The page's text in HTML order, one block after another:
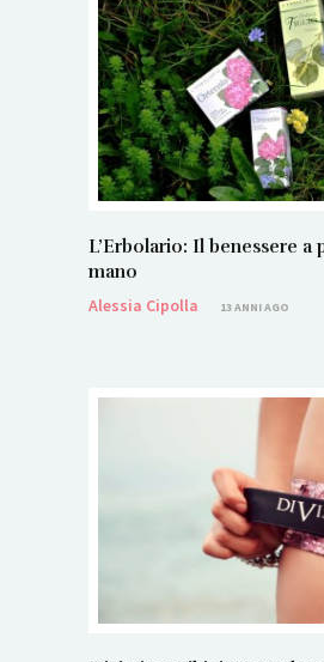
L’Erbolario: Il benessere a
mano
Alessia Cipolla
13 ANNI AGO